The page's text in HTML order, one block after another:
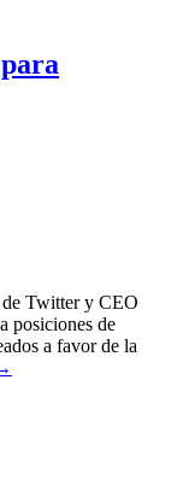
de Twitter y CEO
posiciones de
a favor de la